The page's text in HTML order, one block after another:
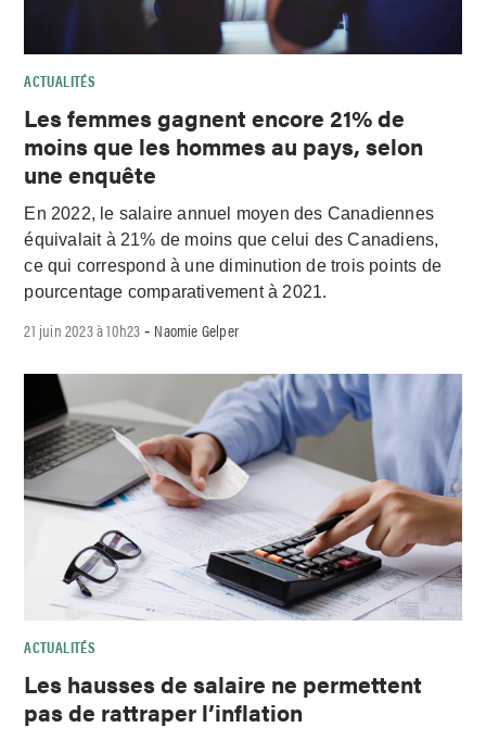
ACTUALITÉS
Les femmes gagnent encore 21% de
moins que les hommes au pays, selon
une enquête
En 2022, le salaire annuel moyen des Canadiennes
équivalait à 21% de moins que celui des Canadiens,
ce qui correspond à une diminution de trois points de
pourcentage comparativement à 2021.
21 juin 2023 à 10h23 - Naomie Gelper
ACTUALITÉS
Les hausses de salaire ne permettent
pas de rattraper l’inflation